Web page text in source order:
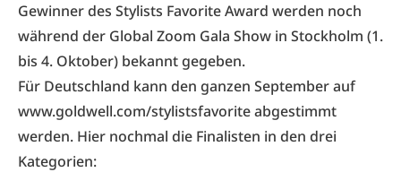
Gewinner des Stylists Favorite Award werden noch
während der Global Zoom Gala Show in Stockholm (1.
bis 4. Oktober) bekannt gegeben.
Für Deutschland kann den ganzen September auf
www.goldwell.com/stylistsfavoriteabgestimmt
werden. Hier nochmal die Finalisten in den drei
Kategorien: